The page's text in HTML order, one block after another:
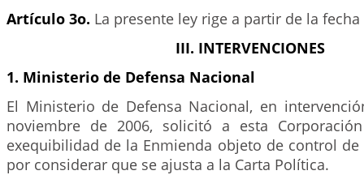
Artículo 3o. La presente ley rige a partir de la
III. INTERVENCIONES
1. Ministerio de Defensa Nacional
El Ministerio de Defensa Nacional, en
noviembre de 2006, solicitó a esta
exequibilidad de la Enmienda objeto de control
por considerar que se ajusta a la Carta Política.